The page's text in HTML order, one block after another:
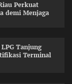
Perkuat
demi Menjaga
Tanjung
Terminal